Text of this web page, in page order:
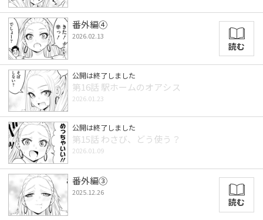
番外編④
2026.02.13
読む
公開は終了しました
第16話 駅ホームのオアシス
2026.01.23
公開は終了しました
第15話 わさび、どう使う？
2026.01.09
番外編③
2025.12.26
読む